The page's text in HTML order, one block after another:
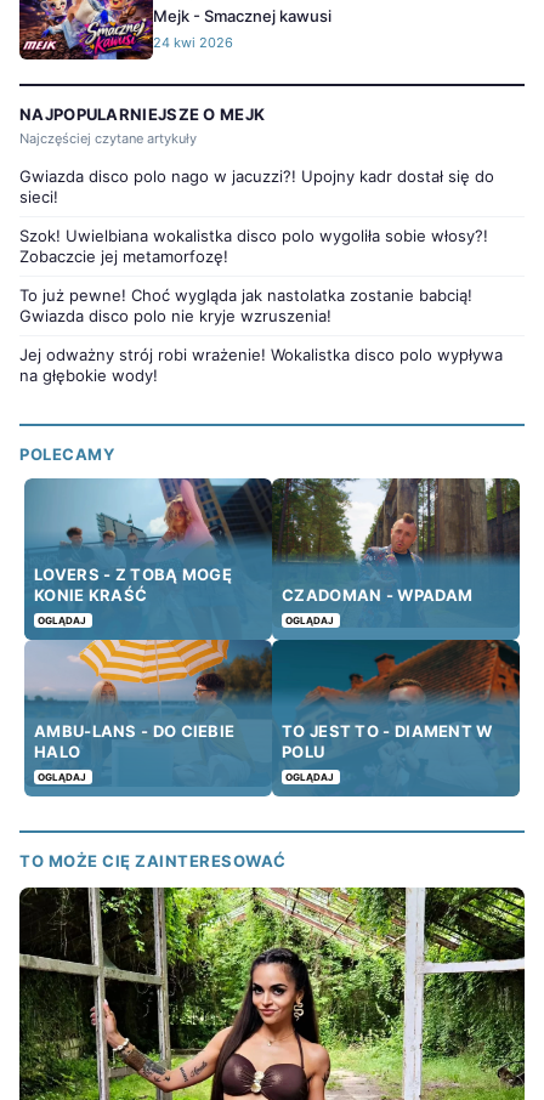
Mejk - Smacznej kawusi
24 kwi 2026
NAJPOPULARNIEJSZE O MEJK
Najczęściej czytane artykuły
Gwiazda disco polo nago w jacuzzi?! Upojny kadr dostał się do
sieci!
Szok! Uwielbiana wokalistka disco polo wygoliła sobie włosy?!
Zobaczcie jej metamorfozę!
To już pewne! Choć wygląda jak nastolatka zostanie babcią!
Gwiazda disco polo nie kryje wzruszenia!
Jej odważny strój robi wrażenie! Wokalistka disco polo wypływa
na głębokie wody!
POLECAMY
LOVERS - Z TOBĄ MOGĘ
KONIE KRAŚĆ
OGLĄDAJ
CZADOMAN - WPADAM
OGLĄDAJ
AMBU-LANS - DO CIEBIE
HALO
OGLĄDAJ
TO JEST TO - DIAMENT W
POLU
OGLĄDAJ
TO MOŻE CIĘ ZAINTERESOWAĆ